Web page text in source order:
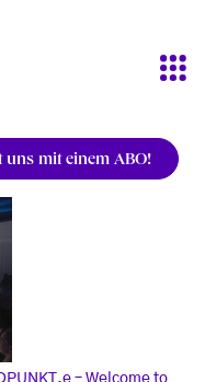
uns mit einem ABO!
– Welcome to